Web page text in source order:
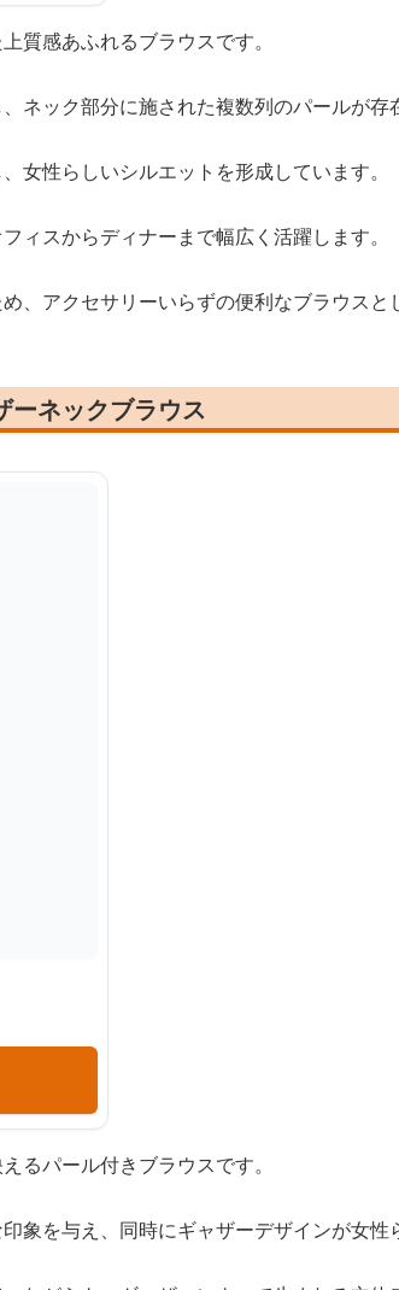
質感あふれるブラウスです。
ネック部分に施された複数列のパールが存
女性らしいシルエットを形成しています。
ィスからディナーまで幅広く活躍します。
、アクセサリーいらずの便利なブラウス
ーネックブラウス
るパール付きブラウスです。
象を与え、同時にギャザーデザインが女